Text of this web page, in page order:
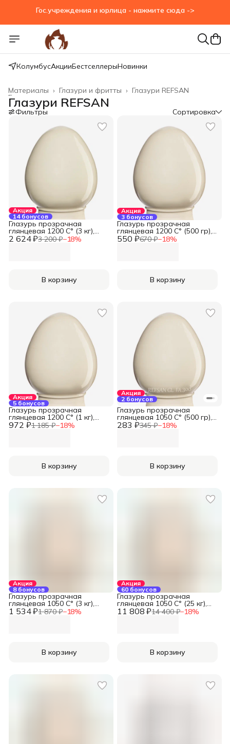
Гос.учреждения и юрлица - нажмите сюда ->
КолумбусАкцииБестселлерыНовинки
Глазури REFSAN
Глазури и фритты ›
Материалы ›
Главная
Глазури REFSAN
Фильтры Сортировка
Акция
14 бонусов
2 624 ₽3 200 ₽−18%
Глазурь прозрачная
глянцевая 1200 С° (3 кг),
REFSAN
В корзину
Акция
3 бонусов
550 ₽670 ₽−18%
Глазурь прозрачная
глянцевая 1200 С° (500 гр),
REFSAN
В корзину
Акция
5 бонусов
972 ₽1 185 ₽−18%
Глазурь прозрачная
глянцевая 1200 С° (1 кг),
REFSAN
В корзину
Акция
2 бонусов
283 ₽345 ₽−18%
Глазурь прозрачная
глянцевая 1050 С° (500 гр),
REFSAN
В корзину
Акция
8 бонусов
1 534 ₽1 870 ₽−18%
Глазурь прозрачная
глянцевая 1050 С° (3 кг),
REFSAN
В корзину
Акция
60 бонусов
11 808 ₽14 400 ₽−18%
Глазурь прозрачная
глянцевая 1050 С° (25 кг),
REFSAN
В корзину